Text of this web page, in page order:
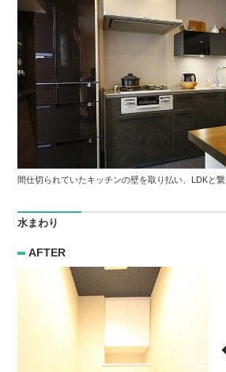
間仕切られていたキッチンの壁を取り払い、LDKと繋
水まわり
AFTER